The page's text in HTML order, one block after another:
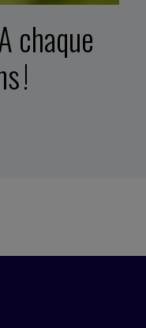
chaque
!